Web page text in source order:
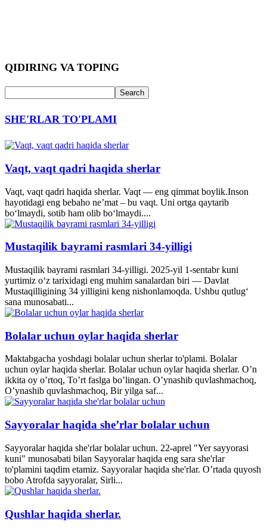
QIDIRING VA TOPING
SHE'RLAR TO'PLAMI
Vaqt, vaqt qadri haqida sherlar
Vaqt, vaqt qadri haqida sherlar. Vaqt — eng qimmat boylik.Inson
hayotidagi eng bebaho ne’mat – bu vaqt. Uni ortga qaytarib
bo‘lmaydi, sotib ham olib bo‘lmaydi....
Mustaqilik bayrami rasmlari 34-yilligi
Mustaqilik bayrami rasmlari 34-yilligi. 2025-yil 1-sentabr kuni
yurtimiz o‘z tarixidagi eng muhim sanalardan biri — Davlat
Mustaqilligining 34 yilligini keng nishonlamoqda. Ushbu qutlug‘
sana munosabati...
Bolalar uchun oylar haqida sherlar
Maktabgacha yoshdagi bolalar uchun sherlar to'plami. Bolalar
uchun oylar haqida sherlar. Bolalar uchun oylar haqida sherlar. O’n
ikkita oy o’rtoq, To’rt faslga bo’lingan. O’ynashib quvlashmachoq,
O’ynashib quvlashmachoq, Bir yilga saf...
Sayyoralar haqida she’rlar bolalar uchun
Sayyoralar haqida she'rlar bolalar uchun. 22-aprel "Yer sayyorasi
kuni" munosabati bilan Sayyoralar haqida eng sara she'rlar
to'plamini taqdim etamiz. Sayyoralar haqida she'rlar. O’rtada quyosh
bobo Atrofda sayyoralar, Sirli...
Qushlar haqida sherlar.